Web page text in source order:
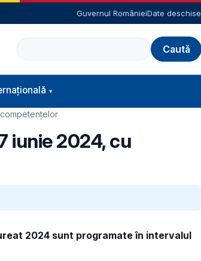
Guvernul RomânieiDate deschise
Caută
iunie 2024, cu
2024 sunt programate în intervalul